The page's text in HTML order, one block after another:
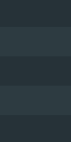
이상 i5
버전